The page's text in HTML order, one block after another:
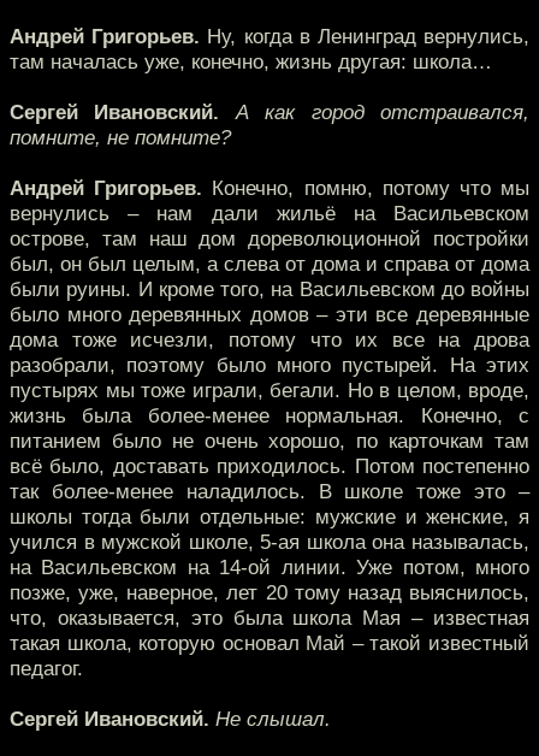
Андрей Григорьев. Ну, когда в Ленинград вернулись,
там началась уже, конечно, жизнь другая: школа…
Сергей Ивановский. А как город отстраивался,
помните, не помните?
Андрей Григорьев. Конечно, помню, потому что мы
вернулись – нам дали жильё на Васильевском
острове, там наш дом дореволюционной постройки
был, он был целым, а слева от дома и справа от дома
были руины. И кроме того, на Васильевском до войны
было много деревянных домов – эти все деревянные
дома тоже исчезли, потому что их все на дрова
разобрали, поэтому было много пустырей. На этих
пустырях мы тоже играли, бегали. Но в целом, вроде,
жизнь была более-менее нормальная. Конечно, с
питанием было не очень хорошо, по карточкам там
всё было, доставать приходилось. Потом постепенно
так более-менее наладилось. В школе тоже это –
школы тогда были отдельные: мужские и женские, я
учился в мужской школе, 5-ая школа она называлась,
на Васильевском на 14-ой линии. Уже потом, много
позже, уже, наверное, лет 20 тому назад выяснилось,
что, оказывается, это была школа Мая – известная
такая школа, которую основал Май – такой известный
педагог.
Сергей Ивановский. Не слышал.